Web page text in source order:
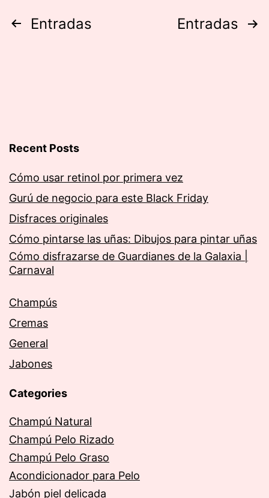
Paginación
Entradas Entradas
Recent Posts
Cómo usar retinol por primera vez
Gurú de negocio para este Black Friday
Disfraces originales
Cómo pintarse las uñas: Dibujos para pintar uñas
Cómo disfrazarse de Guardianes de la Galaxia |
Carnaval
Champús
Cremas
General
Jabones
Categories
Champú Natural
Champú Pelo Rizado
Champú Pelo Graso
Acondicionador para Pelo
Jabón piel delicada